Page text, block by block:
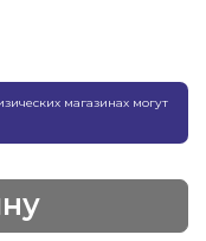
магазинах могут